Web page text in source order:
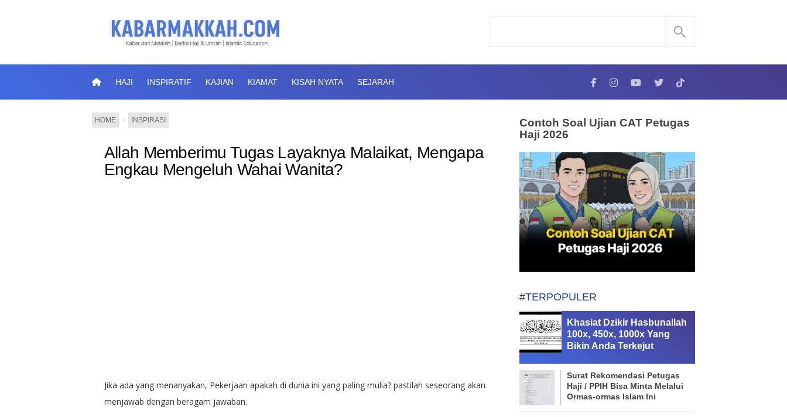
HAJI INSPIRATIF KAJIAN KIAMAT KISAH NYATA SEJARAH
HOME › INSPIRASI
Allah Memberimu Tugas Layaknya Malaikat, Mengapa
Engkau Mengeluh Wahai Wanita?
Jika ada yang menanyakan, Pekerjaan apakah di dunia ini yang paling mulia? pastilah seseorang akan
menjawab dengan beragam jawaban.
Contoh Soal Ujian CAT Petugas
Haji 2026
#TERPOPULER
Khasiat Dzikir Hasbunallah
100x, 450x, 1000x Yang
Bikin Anda Terkejut
Surat Rekomendasi Petugas
Haji / PPIH Bisa Minta Melalui
Ormas-ormas Islam Ini